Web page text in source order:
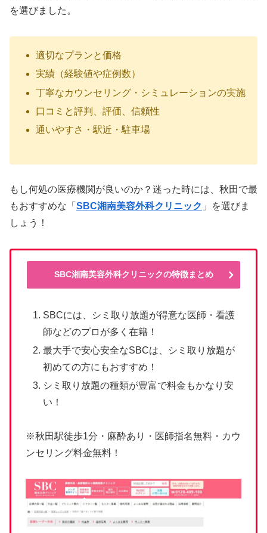
を選びました。
適切なプランと価格
実績（経験値や症例数）
丁寧なカウンセリング・シミュレーションの実施
口コミと評判、評価、信頼性
通いやすさ・駅近・駐車場
もし何処の医療機関が良いのか？迷った時には、秋田で最
もおすすめな「 SBC湘南美容外科クリニック 」を選びま
しょう！
SBC湘南美容外科クリニックの特徴まとめ
SBCには、シミ取り放題が得意な医師・看護
師などのプロが多く在籍！
最大手で安心安全なSBCは、シミ取り放題が
初めての方にもおすすめ！
シミ取り放題の種類が豊富で料金もかなり安
い！
※秋田駅徒歩1分・麻酔あり・医師指名無料・カウ
ンセリング料金無料！